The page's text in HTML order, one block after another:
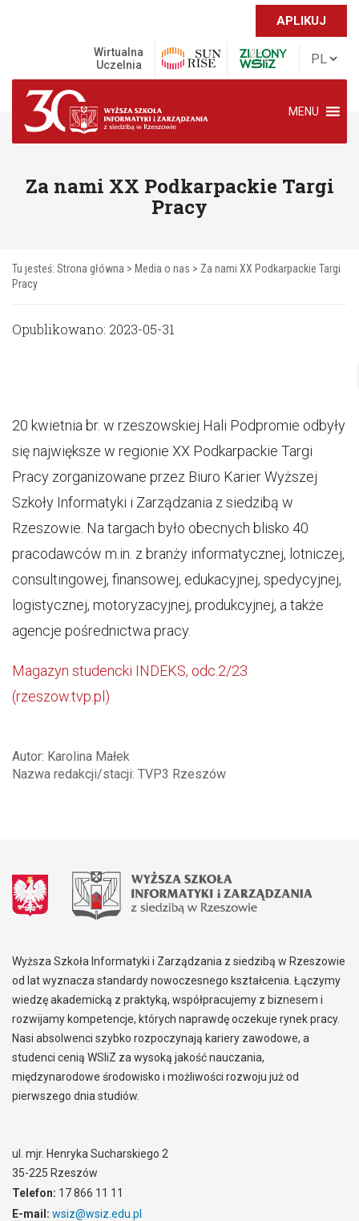
APLIKUJ
Wirtualna
Uczelnia
MENU
Za nami XX Podkarpackie Targi
Pracy
Tu jesteś: Strona główna > Media o nas > Za nami XX Podkarpackie Targi
Pracy
Opublikowano: 2023-05-31
20 kwietnia br. w rzeszowskiej Hali Podpromie odbyły
się największe w regionie XX Podkarpackie Targi
Pracy zorganizowane przez Biuro Karier Wyższej
Szkoły Informatyki i Zarządzania z siedzibą w
Rzeszowie. Na targach było obecnych blisko 40
pracodawców m.in. z branży informatycznej, lotniczej,
consultingowej, finansowej, edukacyjnej, spedycyjnej,
logistycznej, motoryzacyjnej, produkcyjnej, a także
agencje pośrednictwa pracy.
Magazyn studencki INDEKS, odc.2/23
(rzeszow.tvp.pl)
Autor: Karolina Małek
Nazwa redakcji/stacji: TVP3 Rzeszów
Wyższa Szkoła Informatyki i Zarządzania z siedzibą w Rzeszowie
od lat wyznacza standardy nowoczesnego kształcenia. Łączymy
wiedzę akademicką z praktyką, współpracujemy z biznesem i
rozwijamy kompetencje, których naprawdę oczekuje rynek pracy.
Nasi absolwenci szybko rozpoczynają kariery zawodowe, a
studenci cenią WSIiZ za wysoką jakość nauczania,
międzynarodowe środowisko i możliwości rozwoju już od
pierwszego dnia studiów.
ul. mjr. Henryka Sucharskiego 2
35-225 Rzeszów
Telefon: 17 866 11 11
E-mail: wsiz@wsiz.edu.pl